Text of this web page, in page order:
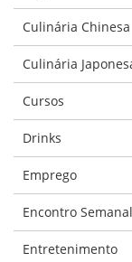
Culinária Chinesa
Culinária
Cursos
Drinks
Emprego
Encontro
Entretenimento